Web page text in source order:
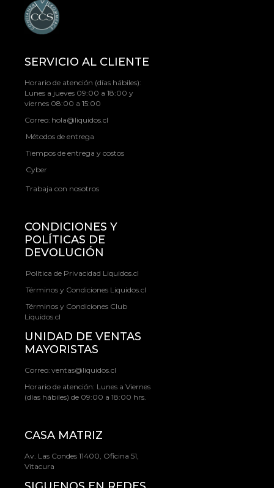
SERVICIO AL CLIENTE
Horario de atención (días hábiles):
Lunes a jueves 09:00 a 18:00 y
viernes 08:00 a 15:00
Correo: hola@liquidos.cl
Métodos de entrega
Tiempos de entrega y costos
Cyber
Trabaja con nosotros
CONDICIONES Y
POLÍTICAS DE
DEVOLUCIÓN
Política de Privacidad Liquidos.cl
Términos y Condiciones Liquidos.cl
Términos y Condiciones Club
Liquidos.cl
UNIDAD DE VENTAS
MAYORISTAS
Correo: ventas@liquidos.cl
Horario de atención: Lunes a Viernes
(días hábiles) de 09:00 a 18:00 hrs.
CASA MATRIZ
Av. Las Condes 11400, Oficina 51,
Vitacura